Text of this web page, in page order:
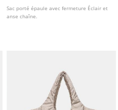
Sac porté épaule avec fermeture Éclair et
anse chaîne.